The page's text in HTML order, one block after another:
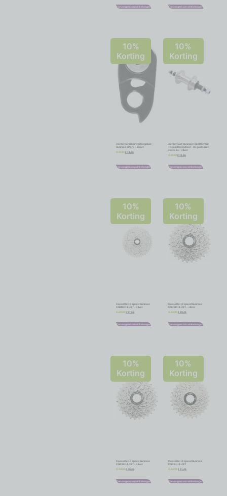
Toevoegen aan winkelwagen Toevoegen aan winkelwagen
10%
Korting
Achterderailleur verlengplaat
Sunrace SP570 – Zwart
€ 12,95 € 11,66
Toevoegen aan winkelwagen
10%
Korting
Achternaaf Sunrace HBM45 voor
7 speed freewheel – 36 gaats met
vaste as – zilver
€ 12,95 € 11,66
Toevoegen aan winkelwagen
10%
Korting
Cassette 10 speed Sunrace
CSMS3 11-42T – zilver
€ 63,95 € 57,56
Toevoegen aan winkelwagen
10%
Korting
Cassette 10 speed Sunrace
CSRS0 11-28T – zilver
€ 54,95 € 49,46
Toevoegen aan winkelwagen
10%
Korting
Cassette 10 speed Sunrace
CSRS0 11-32T – zilver
€ 54,95 € 49,46
Toevoegen aan winkelwagen
10%
Korting
Cassette 10 speed Sunrace
CSRS1 11-28T
€ 34,95 € 31,46
Toevoegen aan winkelwagen